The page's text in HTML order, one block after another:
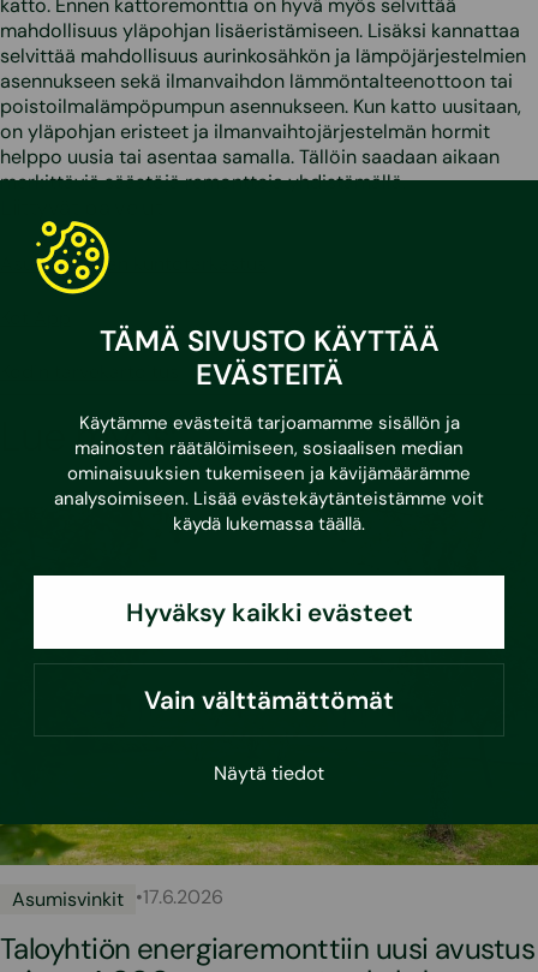
TÄMÄ SIVUSTO KÄYTTÄÄ
EVÄSTEITÄ
Käytämme evästeitä tarjoamamme sisällön ja
mainosten räätälöimiseen, sosiaalisen median
ominaisuuksien tukemiseen ja kävijämäärämme
analysoimiseen. Lisää evästekäytänteistämme voit
käydä lukemassa täällä.
Hyväksy kaikki evästeet
Vain välttämättömät
Näytä tiedot
mahdollisuus yläpohjan lisäeristämiseen. Lisäksi kannattaa
selvittää mahdollisuus aurinkosähkön ja lämpöjärjestelmien
asennukseen sekä ilmanvaihdon lämmöntalteenottoon tai
poistoilmalämpöpumpun asennukseen. Kun katto uusitaan,
on yläpohjan eristeet ja ilmanvaihtojärjestelmän hormit
helppo uusia tai asentaa samalla. Tällöin saadaan aikaan
merkittäviä säästöjä remontteja yhdistämällä.
Asuntokaupan kuntotarkastus
Lue myös:
Asumisvinkit •17.6.2026
Taloyhtiön energiaremonttiin uusi avustus